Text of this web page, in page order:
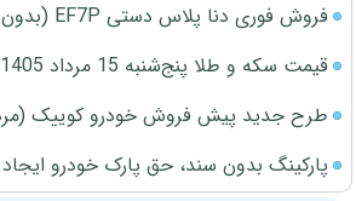
فروش فوری دنا پلاس دستی EF7P (بدون قرعه کشی)
قیمت سکه و طلا پنج‌شنبه 15 مرداد 1405
طرح جدید پیش فروش خودرو کوییک (مرداد
پارکینگ بدون سند، حق پارک خودرو